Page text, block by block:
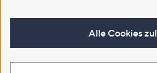
Alle Cookies